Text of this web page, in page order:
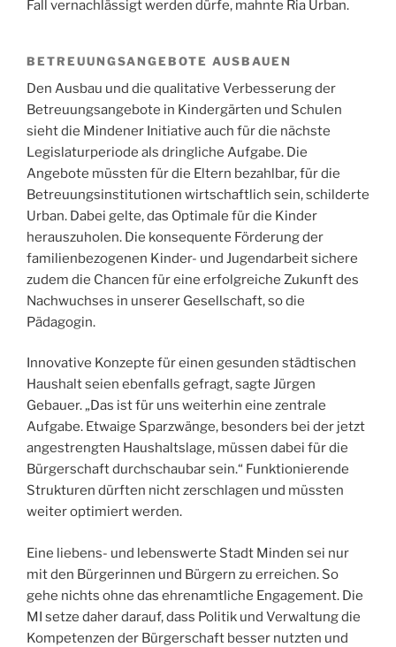
Fall vernachlässigt werden dürfe, mahnte Ria Urban.
BETREUUNGSANGEBOTE AUSBAUEN
Den Ausbau und die qualitative Verbesserung der
Betreuungsangebote in Kindergärten und Schulen
sieht die Mindener Initiative auch für die nächste
Legislaturperiode als dringliche Aufgabe. Die
Angebote müssten für die Eltern bezahlbar, für die
Betreuungsinstitutionen wirtschaftlich sein, schilderte
Urban. Dabei gelte, das Optimale für die Kinder
herauszuholen. Die konsequente Förderung der
familienbezogenen Kinder- und Jugendarbeit sichere
zudem die Chancen für eine erfolgreiche Zukunft des
Nachwuchses in unserer Gesellschaft, so die
Pädagogin.
Innovative Konzepte für einen gesunden städtischen
Haushalt seien ebenfalls gefragt, sagte Jürgen
Gebauer. „Das ist für uns weiterhin eine zentrale
Aufgabe. Etwaige Sparzwänge, besonders bei der jetzt
angestrengten Haushaltslage, müssen dabei für die
Bürgerschaft durchschaubar sein.“ Funktionierende
Strukturen dürften nicht zerschlagen und müssten
weiter optimiert werden.
Eine liebens- und lebenswerte Stadt Minden sei nur
mit den Bürgerinnen und Bürgern zu erreichen. So
gehe nichts ohne das ehrenamtliche Engagement. Die
MI setze daher darauf, dass Politik und Verwaltung die
Kompetenzen der Bürgerschaft besser nutzten und